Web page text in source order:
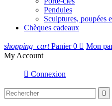
Pendules
Sculptures, poupées
Chèques cadeaux
shopping_cart Panier 0  Mon
My Account
 Connexion
